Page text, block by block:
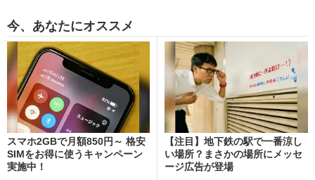
今、あなたにオススメ
スマホ2GBで月額850円～ 格安
SIMをお得に使うキャンペーン
実施中！
【注目】地下鉄の駅で一番涼し
い場所？まさかの場所にメッセ
ージ広告が登場